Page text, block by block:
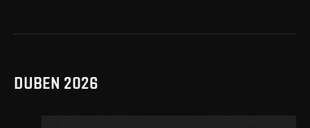
DUBEN 2026